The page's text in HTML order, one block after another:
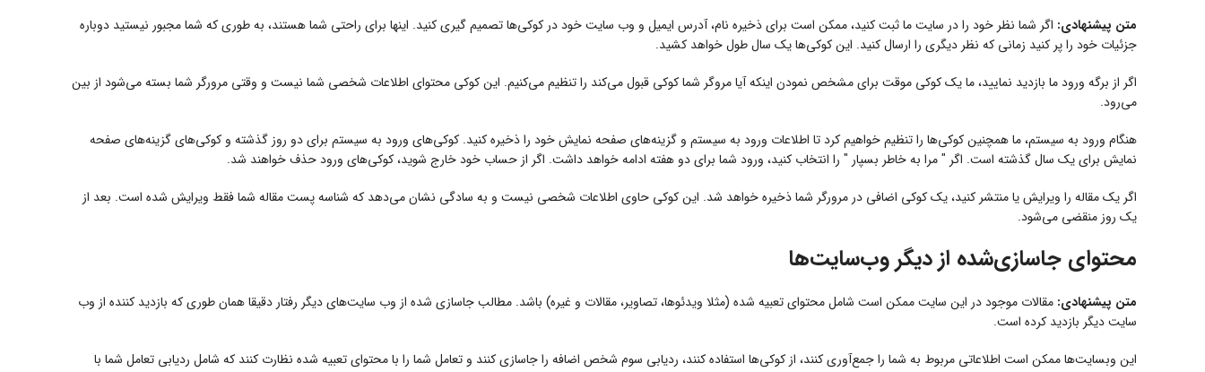
متن پیشنهادی: اگر شما نظر خود را در سایت ما ثبت کنید، ممکن است برای ذخیره نام، آدرس ایمیل و وب سایت خود در کوکی‌ها تصمیم گیری کنید. اینها برای راحتی شما هستند، به طوری که شما مجبور نیستید دوباره
جزئیات خود را پر کنید زمانی که نظر دیگری را ارسال کنید. این کوکی‌ها یک سال طول خواهد کشید.
اگر از برگه ورود ما بازدید نمایید، ما یک کوکی موقت برای مشخص نمودن اینکه آیا مروگر شما کوکی قبول می‌کند را تنظیم می‌کنیم. این کوکی محتوای اطلاعات شخصی شما نیست و وقتی مرورگر شما بسته می‌شود از بین
می‌رود.
هنگام ورود به سیستم، ما همچنین کوکی‌ها را تنظیم خواهیم کرد تا اطلاعات ورود به سیستم و گزینه‌های صفحه نمایش خود را ذخیره کنید. کوکی‌های ورود به سیستم برای دو روز گذشته و کوکی‌های گزینه‌های صفحه
نمایش برای یک سال گذشته است. اگر " مرا به خاطر بسپار " را انتخاب کنید، ورود شما برای دو هفته ادامه خواهد داشت. اگر از حساب خود خارج شوید، کوکی‌های ورود حذف خواهند شد.
اگر یک مقاله را ویرایش یا منتشر کنید، یک کوکی اضافی در مرورگر شما ذخیره خواهد شد. این کوکی حاوی اطلاعات شخصی نیست و به سادگی نشان می‌دهد که شناسه پست مقاله شما فقط ویرایش شده است. بعد از
یک روز منقضی می‌شود.
محتوای جاسازی‌شده از دیگر وب‌سایت‌ها
متن پیشنهادی: مقالات موجود در این سایت ممکن است شامل محتوای تعبیه شده (مثلا ویدئوها، تصاویر، مقالات و غیره) باشد. مطالب جاسازی شده از وب سایت‌های دیگر رفتار دقیقا همان طوری که بازدید کننده از وب
سایت دیگر بازدید کرده است.
این وبسایت‌ها ممکن است اطلاعاتی مربوط به شما را جمع‌آوری کنند، از کوکی‌ها استفاده کنند، ردیابی سوم شخص اضافه را جاسازی کنند و تعامل شما را با محتوای تعبیه شده نظارت کنند که شامل ردیابی تعامل شما با